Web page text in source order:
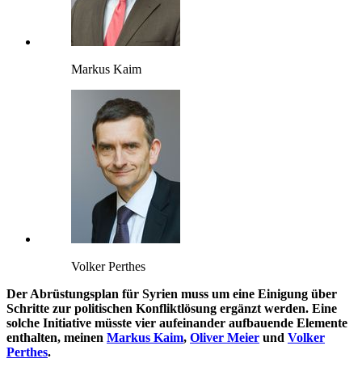
Markus Kaim
Volker Perthes
Der Abrüstungsplan für Syrien muss um eine Einigung über
Schritte zur politischen Konfliktlösung ergänzt werden. Eine
solche Initiative müsste vier aufeinander aufbauende Elemente
enthalten, meinen Markus Kaim, Oliver Meier und Volker
Perthes.